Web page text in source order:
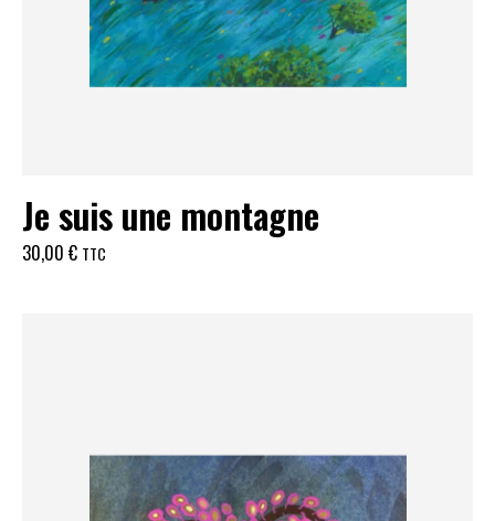
Je suis une montagne
30,00 € TTC